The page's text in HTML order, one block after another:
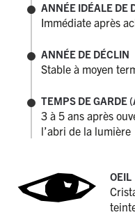
ANNÉE IDÉALE DE
Immédiate après
ANNÉE DE DÉCLIN
Stable à moyen
TEMPS DE GARDE
3 à 5 ans après
l’abri de la lumière
OEIL